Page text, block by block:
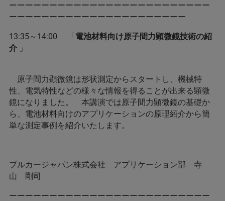
ーーーーーーーーーーーーーーーーーーーーーーーーー
ーーーーーーーーーーーーーーーーーーーーーー
13:35～14:00 「電池材料向け原子間力顕微鏡技術の紹
介 」
原子間力顕微鏡は形状測定からスタートし、機械特
性、電気特性などの様々な情報を得ることが出来る顕微
鏡になりました。 本講演では原子間力顕微鏡の基礎か
ら、電池材料向けのアプリケーションの原理紹介から簡
単な測定事例を紹介いたします。
ブルカージャパン株式会社 アプリケーション部 寺
山 剛司
ーーーーーーーーーーーーーーーーーーーーーーーーー